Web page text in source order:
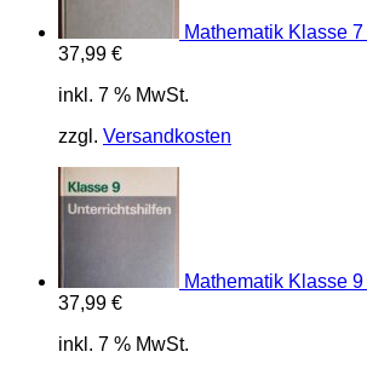
Mathematik Klasse
37,99 €
inkl. 7 % MwSt.
zzgl. Versandkosten
Mathematik Klasse
37,99 €
inkl. 7 % MwSt.